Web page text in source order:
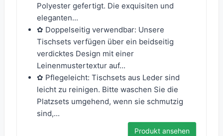
Polyester gefertigt. Die exquisiten und
eleganten...
✿ Doppelseitig verwendbar: Unsere
Tischsets verfügen über ein beidseitig
verdicktes Design mit einer
Leinenmustertextur auf...
✿ Pflegeleicht: Tischsets aus Leder sind
leicht zu reinigen. Bitte waschen Sie die
Platzsets umgehend, wenn sie schmutzig
sind,...
Produkt ansehen